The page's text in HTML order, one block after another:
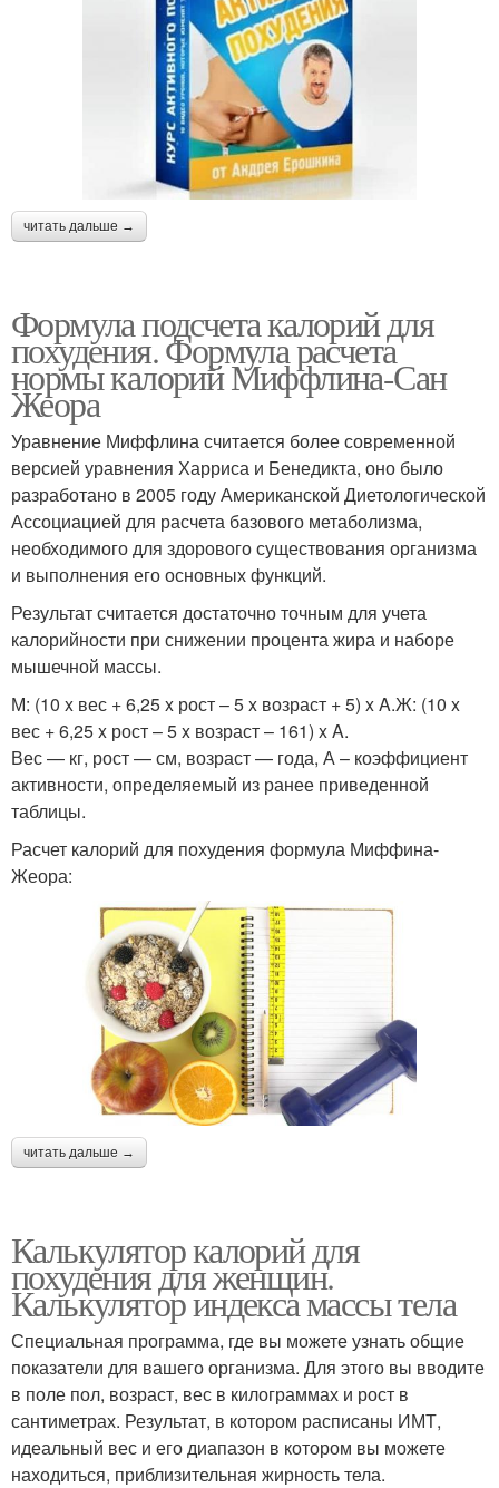
читать дальше →
Формула подсчета калорий для
похудения. Формула расчета
нормы калорий Миффлина-Сан
Жеора
Уравнение Миффлина считается более современной
версией уравнения Харриса и Бенедикта, оно было
разработано в 2005 году Американской Диетологической
Ассоциацией для расчета базового метаболизма,
необходимого для здорового существования организма
и выполнения его основных функций.
Результат считается достаточно точным для учета
калорийности при снижении процента жира и наборе
мышечной массы.
М: (10 x вес + 6,25 x рост – 5 x возраст + 5) x A.Ж: (10 x
вес + 6,25 x рост – 5 x возраст – 161) x A.
Вес — кг, рост — см, возраст — года, А – коэффициент
активности, определяемый из ранее приведенной
таблицы.
Расчет калорий для похудения формула Миффина-
Жеора:
читать дальше →
Калькулятор калорий для
похудения для женщин.
Калькулятор индекса массы тела
Специальная программа, где вы можете узнать общие
показатели для вашего организма. Для этого вы вводите
в поле пол, возраст, вес в килограммах и рост в
сантиметрах. Результат, в котором расписаны ИМТ,
идеальный вес и его диапазон в котором вы можете
находиться, приблизительная жирность тела.